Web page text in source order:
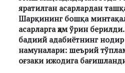
яратилган асарлардан
Шарқининг бошқа
асарларга ҳам ўрин
бадиий адабиётнинг
намуналари: шеърий
оғзаки ижодига